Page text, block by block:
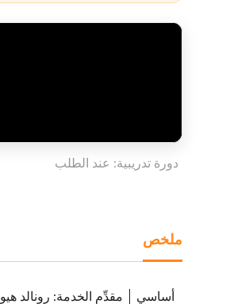
دورة تدريبية: عند الطلب
ملخص
أساسي مقدِّم الخدمة: رونالد هيو